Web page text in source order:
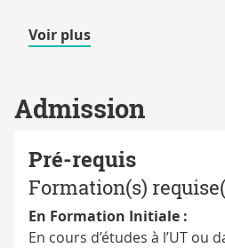
Voir plusde
Admission
Pré-requis
Formation(s)
En Formation Initiale :
En cours d’études à l’UT ou